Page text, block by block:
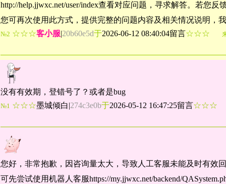
http://help.jjwxc.net/user/index查看对应问题，寻求解答。若您
您可再次使用此方式，提供完整的问题内容及相关情况说明，
№2 ☆☆☆客小服|20b60e5d于2026-06-12 08:40:04留言☆☆☆
没有有效期，登错号了？或者是bug
№1 ☆☆☆墨城倾白|274c3e0b于2026-05-12 16:47:25留言☆☆☆
您好，非常抱歉，因咨询量太大，导致人工客服未能及时有效
可先尝试使用机器人客服https://my.jjwxc.net/backend/